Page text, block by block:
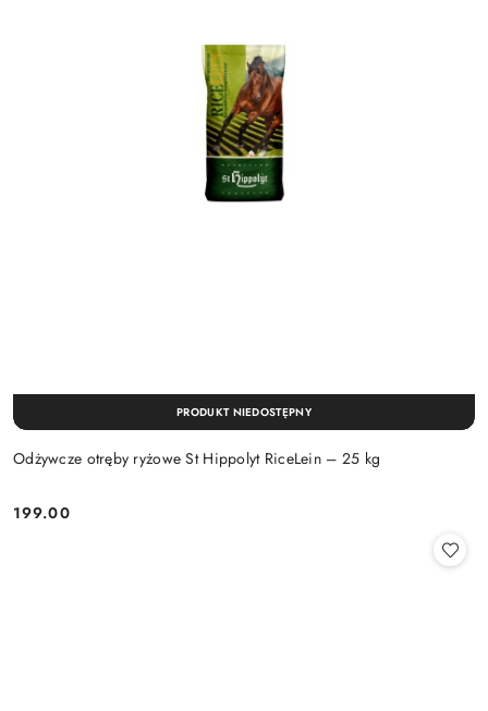
Odżywcze otręby ryżowe St Hippolyt RiceLein – 25 kg
Cena:
199.00
PRODUKT NIEDOSTĘPNY